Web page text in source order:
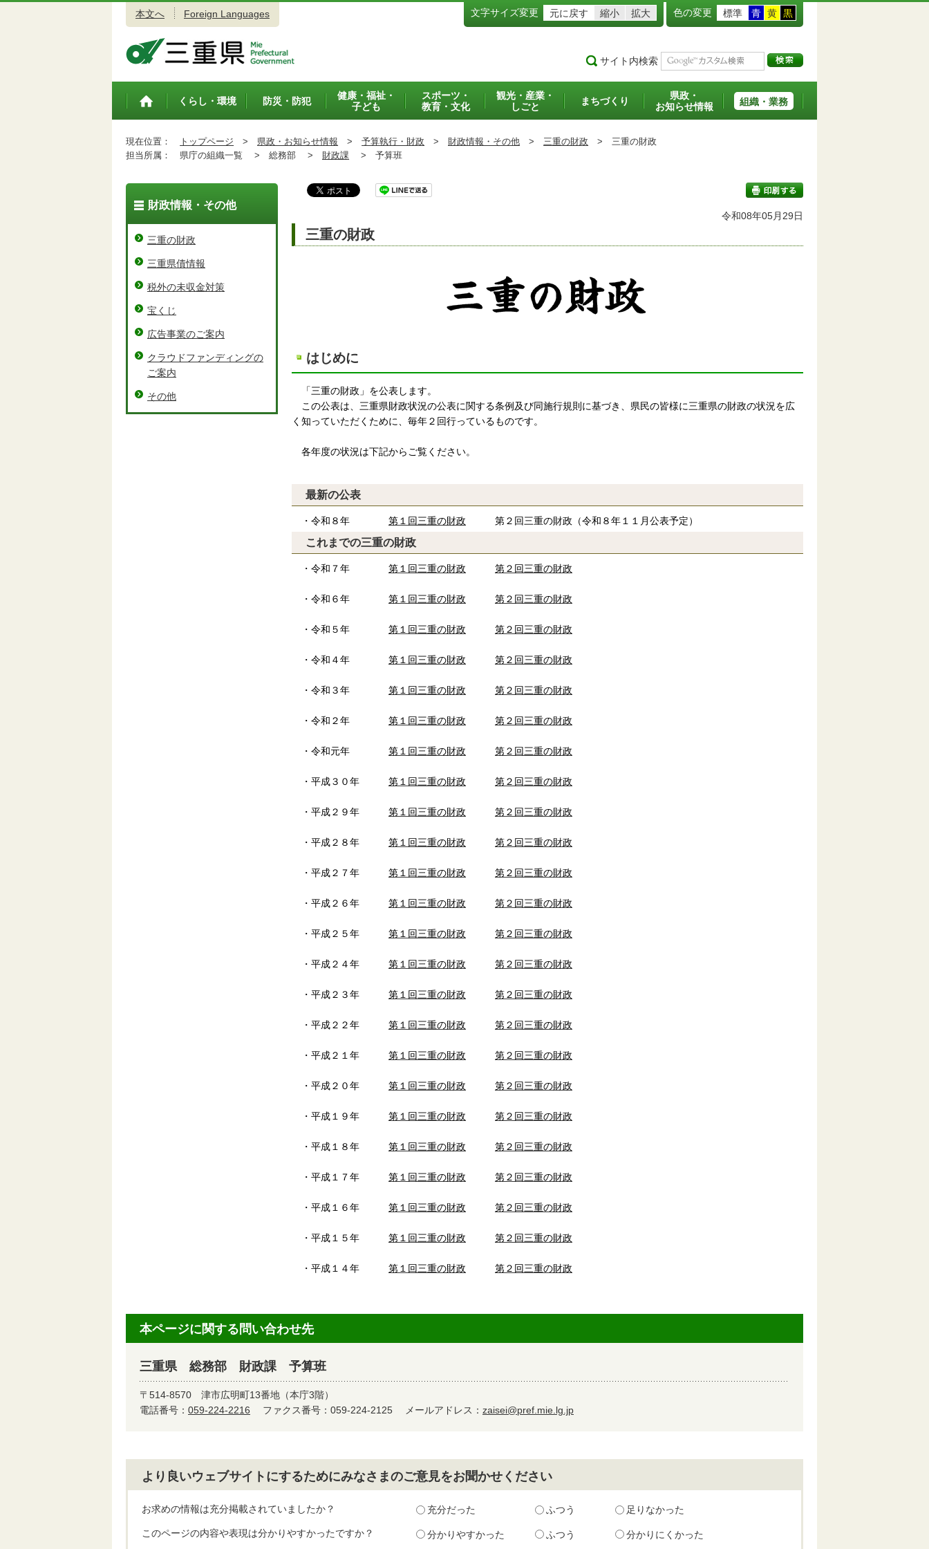
本文へ Foreign Languages 文字サイズ変更 元に戻す 縮小 拡大 色の変更 標準 青 黄 黒
サイト内検索
トップペ
くらし・環境 防災・防犯
健康・福祉・
子ども
スポーツ・
教育・文化
観光・産業・
しごと
まちづくり
県政・
お知らせ情報
組織・業務
現在位置： トップページ > 県政・お知らせ情報 > 予算執行・財政 > 財政情報・その他 > 三重の財政 > 三重の財政
担当所属：
県庁の組織一覧 > 総務部 > 財政課 > 予算班
印刷する
令和08年05月29日
三重の財政
はじめに
「三重の財政」を公表します。
この公表は、三重県財政状況の公表に関する条例及び同施行規則に基づき、県民の皆様に三重県の財政の状況を広
く知っていただくために、毎年２回行っているものです。
各年度の状況は下記からご覧ください。
最新の公表
・令和８年 第１回三重の財政 第２回三重の財政（令和８年１１月公表予定）
これまでの三重の財政
・令和７年 第１回三重の財政 第２回三重の財政
・令和６年 第１回三重の財政 第２回三重の財政
・令和５年 第１回三重の財政 第２回三重の財政
・令和４年 第１回三重の財政 第２回三重の財政
・令和３年 第１回三重の財政 第２回三重の財政
・令和２年 第１回三重の財政 第２回三重の財政
・令和元年 第１回三重の財政 第２回三重の財政
・平成３０年 第１回三重の財政 第２回三重の財政
・平成２９年 第１回三重の財政 第２回三重の財政
・平成２８年 第１回三重の財政 第２回三重の財政
・平成２７年 第１回三重の財政 第２回三重の財政
・平成２６年 第１回三重の財政 第２回三重の財政
・平成２５年 第１回三重の財政 第２回三重の財政
・平成２４年 第１回三重の財政 第２回三重の財政
・平成２３年 第１回三重の財政 第２回三重の財政
・平成２２年 第１回三重の財政 第２回三重の財政
・平成２１年 第１回三重の財政 第２回三重の財政
・平成２０年 第１回三重の財政 第２回三重の財政
・平成１９年 第１回三重の財政 第２回三重の財政
・平成１８年 第１回三重の財政 第２回三重の財政
・平成１７年 第１回三重の財政 第２回三重の財政
・平成１６年 第１回三重の財政 第２回三重の財政
・平成１５年 第１回三重の財政 第２回三重の財政
・平成１４年 第１回三重の財政 第２回三重の財政
財政情報・その他
三重の財政
三重県債情報
税外の未収金対策
宝くじ
広告事業のご案内
クラウドファンディングの
ご案内
その他
本ページに関する問い合わせ先
三重県 総務部 財政課 予算班
〒514-8570 津市広明町13番地（本庁3階）
電話番号： 059-224-2216 ファクス番号：059-224-2125 メールアドレス： zaisei@pref.mie.lg.jp
より良いウェブサイトにするためにみなさまのご意見をお聞かせください
お求めの情報は充分掲載されていましたか？ 充分だった ふつう 足りなかった
このページの内容や表現は分かりやすかったですか？ 分かりやすかった ふつう 分かりにくかった